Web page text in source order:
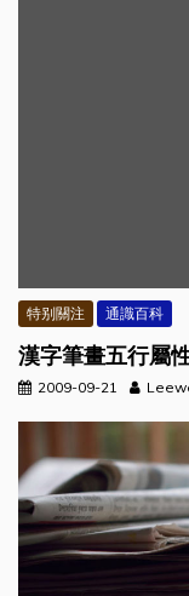
特别關注 通識百科
漢字筆畫五行屬
2009-09-21